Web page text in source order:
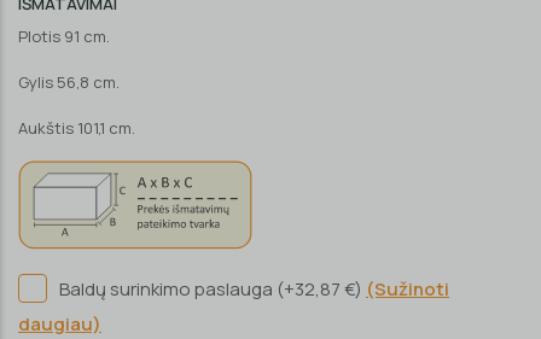
Plotis 91 cm.
Gylis 56,8 cm.
Aukštis 101,1 cm.
Baldų surinkimo paslauga (+32,87 €) (Sužinoti
daugiau)